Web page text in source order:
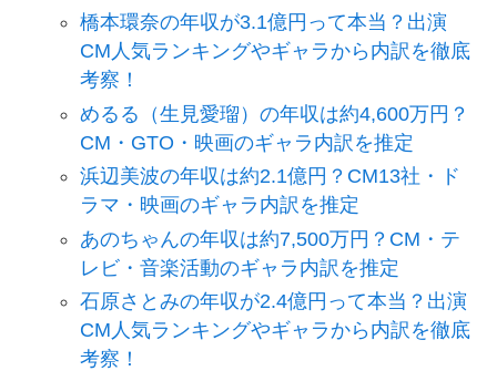
橋本環奈の年収が3.1億円って本当？出演
CM人気ランキングやギャラから内訳を徹底
考察！
めるる（生見愛瑠）の年収は約4,600万円？
CM・GTO・映画のギャラ内訳を推定
浜辺美波の年収は約2.1億円？CM13社・ド
ラマ・映画のギャラ内訳を推定
あのちゃんの年収は約7,500万円？CM・テ
レビ・音楽活動のギャラ内訳を推定
石原さとみの年収が2.4億円って本当？出演
CM人気ランキングやギャラから内訳を徹底
考察！